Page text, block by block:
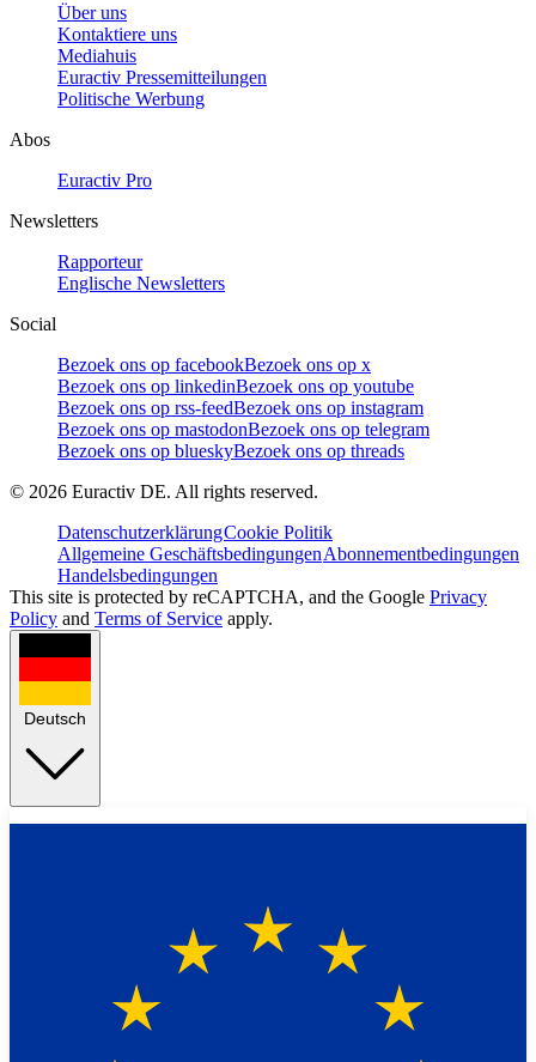
Über uns
Kontaktiere uns
Mediahuis
Euractiv Pressemitteilungen
Politische Werbung
Abos
Euractiv Pro
Newsletters
Rapporteur
Englische Newsletters
Social
Bezoek ons op facebookBezoek ons op x
Bezoek ons op linkedinBezoek ons op youtube
Bezoek ons op rss-feedBezoek ons op instagram
Bezoek ons op mastodonBezoek ons op telegram
Bezoek ons op blueskyBezoek ons op threads
© 2026 Euractiv DE. All rights reserved.
DatenschutzerklärungCookie Politik
Allgemeine GeschäftsbedingungenAbonnementbedingungen
Handelsbedingungen
This site is protected by reCAPTCHA, and the Google Privacy
Policy and Terms of Service apply.
Deutsch